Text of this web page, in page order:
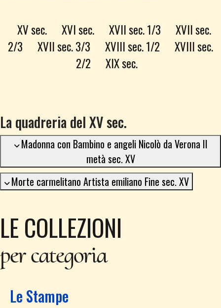
XV sec. XVI sec. XVII sec. 1/3
XVII sec.
2/3
XVII sec. 3/3 XVIII sec. 1/2
XVIII sec.
2/2
XIX sec.
La quadreria del XV sec.
Madonna con Bambino e angeli Nicolò da Verona II
metà sec. XV
Morte carmelitano Artista emiliano Fine sec. XV
LE COLLEZIONI
per categoria
Le Stampe